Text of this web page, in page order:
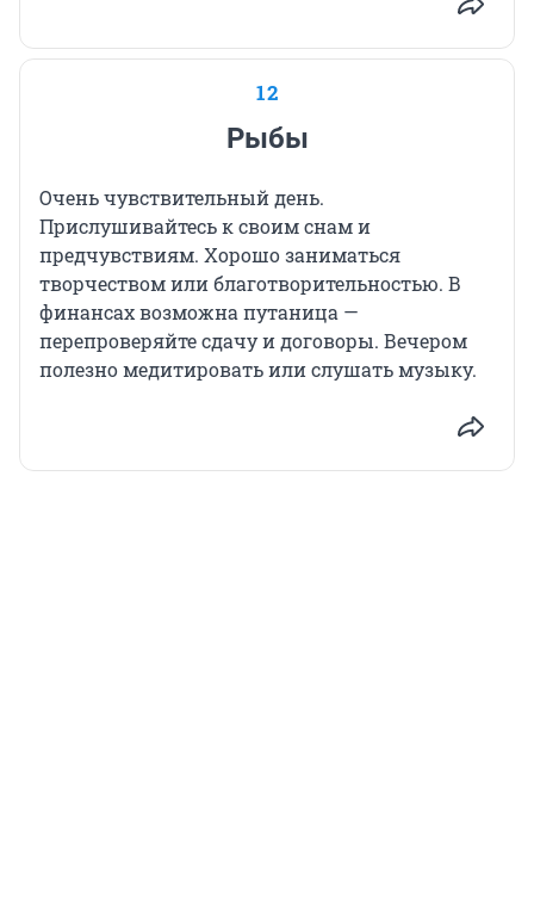
12
Рыбы
Очень чувствительный день.
Прислушивайтесь к своим снам и
предчувствиям. Хорошо заниматься
творчеством или благотворительностью. В
финансах возможна путаница —
перепроверяйте сдачу и договоры. Вечером
полезно медитировать или слушать музыку.